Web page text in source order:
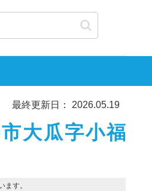
最終更新日： 2026.05.19
大瓜字小福
す。